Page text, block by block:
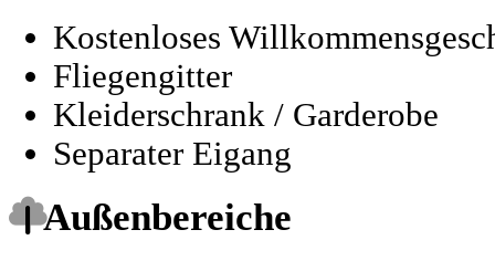
Kostenloses
Fliegengitter
Kleiderschrank / Garderobe
Separater Eigang
Außenbereiche